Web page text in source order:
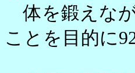
体を鍛えな
ことを目的に